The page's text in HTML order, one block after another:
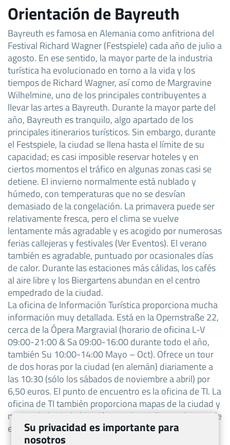
Orientación de Bayreuth
Bayreuth es famosa en Alemania como anfitriona del
Festival Richard Wagner (Festspiele) cada año de julio a
agosto. En ese sentido, la mayor parte de la industria
turística ha evolucionado en torno a la vida y los
tiempos de Richard Wagner, así como de Margravine
Wilhelmine, uno de los principales contribuyentes a
llevar las artes a Bayreuth. Durante la mayor parte del
año, Bayreuth es tranquilo, algo apartado de los
principales itinerarios turísticos. Sin embargo, durante
el Festspiele, la ciudad se llena hasta el límite de su
capacidad; es casi imposible reservar hoteles y en
ciertos momentos el tráfico en algunas zonas casi se
detiene. El invierno normalmente está nublado y
húmedo, con temperaturas que no se desvían
demasiado de la congelación. La primavera puede ser
relativamente fresca, pero el clima se vuelve
lentamente más agradable y es acogido por numerosas
ferias callejeras y festivales (Ver Eventos). El verano
también es agradable, puntuado por ocasionales días
de calor. Durante las estaciones más cálidas, los cafés
al aire libre y los Biergartens abundan en el centro
empedrado de la ciudad.
La oficina de Información Turística proporciona mucha
información muy detallada. Está en la Opernstraße 22,
cerca de la Ópera Margravial (horario de oficina L-V
09:00-21:00 & Sa 09:00-16:00 durante todo el año,
también Su 10:00-14:00 Mayo – Oct). Ofrece un tour
de dos horas por la ciudad (en alemán) diariamente a
las 10:30 (sólo los sábados de noviembre a abril) por
6,50 euros. El punto de encuentro es la oficina de TI. La
oficina de TI también proporciona mapas de la ciudad y
mapas de la ciudad/región para los ciclistas, algunos de
ellos también están disponibles en línea.
Su privacidad es importante para
nosotros